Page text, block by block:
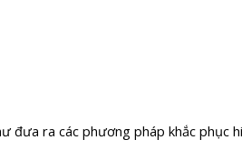
đưa ra các phương pháp khắc